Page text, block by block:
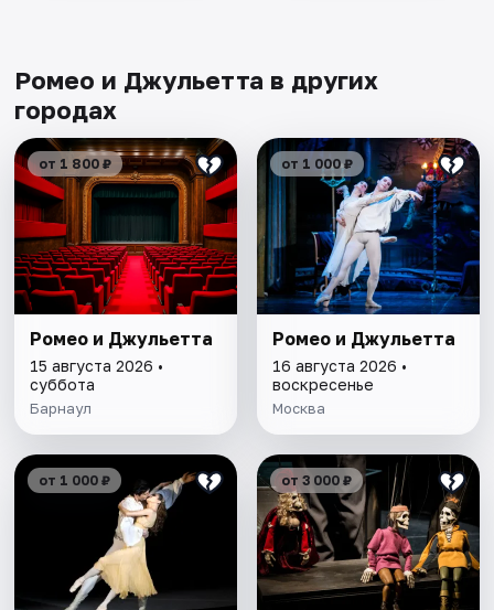
Ромео и Джульетта в других
городах
от 1 800 ₽
Ромео и Джульетта
15 августа 2026 •
суббота
Барнаул
от 1 000 ₽
Ромео и Джульетта
16 августа 2026 •
воскресенье
Москва
от 1 000 ₽ от 3 000 ₽